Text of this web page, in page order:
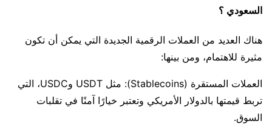
السعودي ؟
هناك العديد من العملات الرقمية الجديدة التي يمكن أن تكون
مثيرة للاهتمام، ومن بينها:
العملات المستقرة (Stablecoins): مثل USDT وUSDC، التي
تربط قيمتها بالدولار الأمريكي وتعتبر خيارًا آمنًا في تقلبات
السوق.